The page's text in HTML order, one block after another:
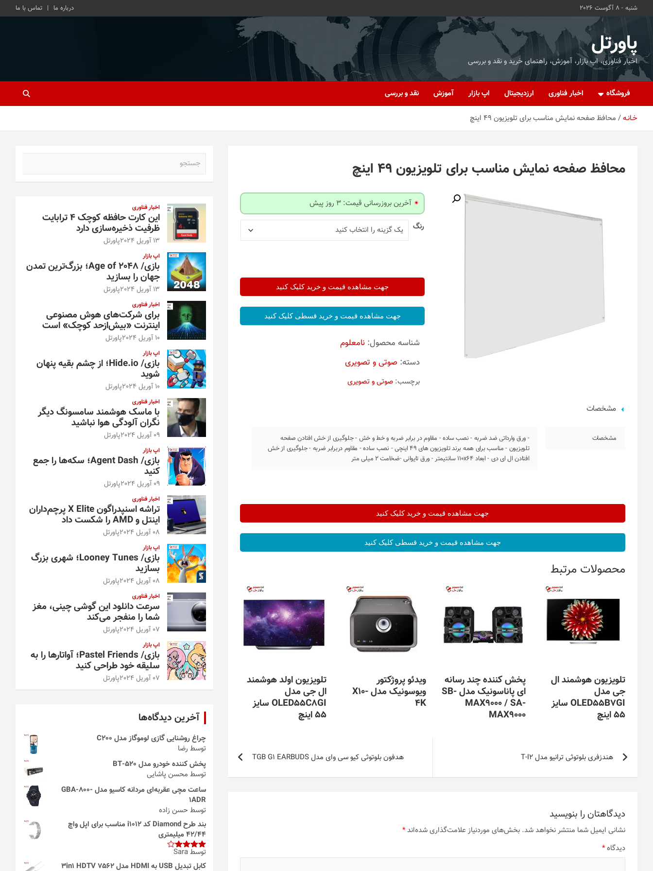
شنبه - 8 آگوست 2026 درباره ما تماس با ما
پاورتل
اخبار فناوری، اپ بازار، آموزش، راهنمای خرید و نقد و بررسی
فروشگاه اخبار فناوری ارزدیجیتال اپ بازار آموزش نقد و بررسی
خـانـه محافظ صفحه نمایش مناسب برای تلویزیون 49 اینچ
محافظ صفحه نمایش مناسب برای تلویزیون 49 اینچ
آخرین بروزرسانی قیمت: 3 روز پیش
رنگ
جهت مشاهده قیمت و خرید کلیک کنید
جهت مشاهده قیمت و خرید قسطی کلیک کنید
شناسه محصول: نامعلوم
دسته: صوتی و تصویری
برچسب: صوتی و تصویری
مشخصات
مشخصات
- ورق وارداتی ضد ضربه - نصب ساده - مقاوم در برابر ضربه و خط و خش - جلوگیری از خش افتادن صفحه
تلویزیون - مناسب برای همه برند تلویزیون های 49 اینچی - نصب ساده - مقاوم دربرابر ضربه - جلوگیری از خش
افتادن ال ای دی - ابعاد 110x64 سانتیمتر - ورق تایوانی -ضخامت 2 میلی متر
جهت مشاهده قیمت و خرید کلیک کنید
جهت مشاهده قیمت و خرید قسطی کلیک کنید
محصولات مرتبط
تلویزیون هوشمند ال
جی مدل
OLED55B7GI سایز
55 اینچ
پخش کننده چند رسانه
ای پاناسونیک مدل SB-
MAX9000 / SA-
MAX9000
ویدئو پروژکتور
ویوسونیک مدل X10-
4K
تلویزیون اولد هوشمند
ال جی مدل
OLED55C8GI سایز
55 اینچ
راهبری
نوشتههندزفری بلوتوثی ترانیو مدل T-I2 هدفون بلوتوثی کیو سی وای مدل TGB G1 EARBUDS
دیدگاهتان را بنویسید
نشانی ایمیل شما منتشر نخواهد شد. بخش‌های موردنیاز علامت‌گذاری شده‌اند*
دیدگاه*
اخبار فناوری
این کارت حافظه کوچک ۴ ترابایت
ظرفیت ذخیره‌سازی دارد
13 آوریل 2024 پاورتل
اپ بازار
بازی/ Age of 2048؛ بزرگ‌ترین تمدن
جهان را بسازید
13 آوریل 2024 پاورتل
اخبار فناوری
برای شرکت‌های هوش مصنوعی
اینترنت «بیش‌از‌حد کوچک» است
10 آوریل 2024 پاورتل
اپ بازار
بازی/ Hide.io؛ از چشم بقیه پنهان
شوید
10 آوریل 2024 پاورتل
اخبار فناوری
با ماسک هوشمند سامسونگ دیگر
نگران آلودگی هوا نباشید
09 آوریل 2024 پاورتل
اپ بازار
بازی/ Agent Dash؛ سکه‌ها را جمع
کنید
09 آوریل 2024 پاورتل
اخبار فناوری
تراشه اسنپدراگون X Elite پرچم‌داران
اینتل و AMD را شکست داد
08 آوریل 2024 پاورتل
اپ بازار
بازی/ Looney Tunes؛ شهری بزرگ
بسازید
08 آوریل 2024 پاورتل
اخبار فناوری
سرعت دانلود این گوشی چینی، مغز
شما را منفجر می‌کند
07 آوریل 2024 پاورتل
اپ بازار
بازی/ Pastel Friends؛ آواتارها را به
سلیقه خود طراحی کنید
07 آوریل 2024 پاورتل
آخرین دیدگاه‌ها
چراغ روشنایی گازی لوموگاز مدل C200
توسط رضا
پخش کننده خودرو مدل 520-BT
توسط محسن پاشایی
ساعت مچی عقربه‌ای مردانه کاسیو مدل GBA-800-
1ADR
توسط حسن زاده
بند طرح Diamond کد i1012 مناسب برای اپل واچ
42/44 میلیمتری
امتیاز4
از 5
توسط Sara
کابل تبدیل USB به HDMI مدل 3in1 HDTV 7562